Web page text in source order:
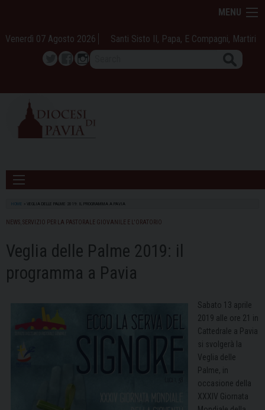
content
MENU
Venerdì 07 Agosto 2026 Santi Sisto II, Papa, E Compagni, Martiri
TwitterFacebook
Instagram
HOME VEGLIA DELLE PALME 2019: IL PROGRAMMA A PAVIA
NEWS SERVIZIO PER LA PASTORALE GIOVANILE E L'ORATORIO
Veglia delle Palme 2019: il
programma a Pavia
Sabato 13 aprile
2019 alle ore 21 in
Cattedrale a Pavia
si svolgerà la
Veglia delle
Palme, in
occasione della
XXXIV Giornata